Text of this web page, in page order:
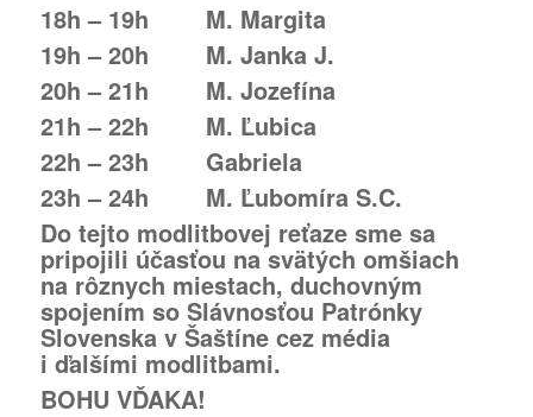
18h – 19h M. Margita
19h – 20h M. Janka J.
20h – 21h M. Jozefína
21h – 22h M. Ľubica
22h – 23h Gabriela
23h – 24h M. Ľubomíra S.C.
Do tejto modlitbovej reťaze sme sa
pripojili účasťou na svätých omšiach
na rôznych miestach, duchovným
spojením so Slávnosťou Patrónky
Slovenska v Šaštíne cez média
i ďalšími modlitbami.
BOHU VĎAKA!